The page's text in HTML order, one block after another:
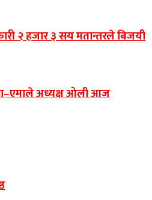
२ हजार ३ सय मतान्तरले बिजयी
अध्यक्ष ओली आज